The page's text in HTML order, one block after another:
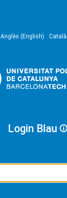
Anglès (English) Català
Login Blau